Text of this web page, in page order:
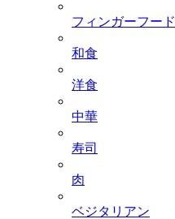
フィンガーフード
和食
洋食
中華
寿司
肉
ベジタリアン